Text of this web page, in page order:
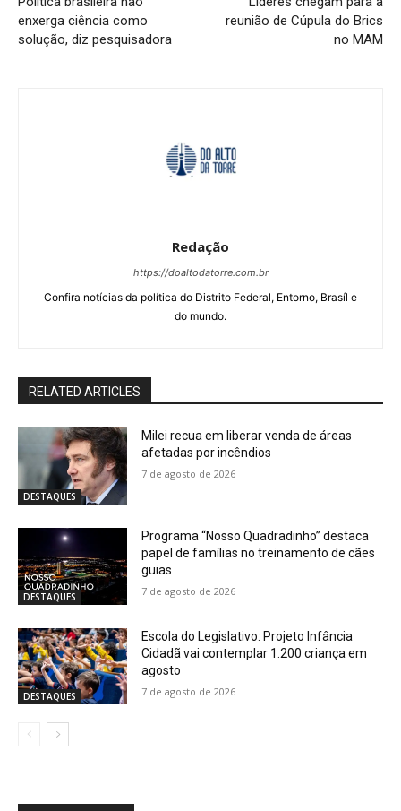
enxerga ciência como
solução, diz pesquisadora
reunião de Cúpula do Brics
no MAM
Redação
https://doaltodatorre.com.br
Confira notícias da política do Distrito Federal, Entorno, Brasíl e
do mundo.
RELATED ARTICLES
DESTAQUES
Milei recua em liberar venda de áreas
afetadas por incêndios
7 de agosto de 2026
DESTAQUES
Programa “Nosso Quadradinho” destaca
papel de famílias no treinamento de cães
guias
7 de agosto de 2026
DESTAQUES
Escola do Legislativo: Projeto Infância
Cidadã vai contemplar 1.200 criança em
agosto
7 de agosto de 2026